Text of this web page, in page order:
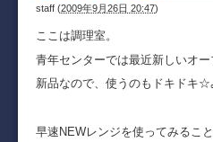
staff (2009年9月26日 20:47)
ここは調理室。
青年センターでは最近新しいオー
新品なので、使うのもドキドキ☆
早速NEWレンジを使ってみるこ